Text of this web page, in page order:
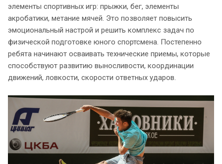
элементы спортивных игр: прыжки, бег, элементы
акробатики, метание мячей. Это позволяет повысить
эмоциональный настрой и решить комплекс задач по
физической подготовке юного спортсмена. Постепенно
ребята начинают осваивать технические приемы, которые
способствуют развитию выносливости, координации
движений, ловкости, скорости ответных ударов.